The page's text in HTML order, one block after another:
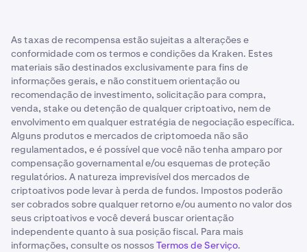
As taxas de recompensa estão sujeitas a alterações e
conformidade com os termos e condições da Kraken. Estes
materiais são destinados exclusivamente para fins de
informações gerais, e não constituem orientação ou
recomendação de investimento, solicitação para compra,
venda, stake ou detenção de qualquer criptoativo, nem de
envolvimento em qualquer estratégia de negociação específica.
Alguns produtos e mercados de criptomoeda não são
regulamentados, e é possível que você não tenha amparo por
compensação governamental e/ou esquemas de proteção
regulatórios. A natureza imprevisível dos mercados de
criptoativos pode levar à perda de fundos. Impostos poderão
ser cobrados sobre qualquer retorno e/ou aumento no valor dos
seus criptoativos e você deverá buscar orientação
independente quanto à sua posição fiscal. Para mais
informações, consulte os nossosTermos de Serviço.